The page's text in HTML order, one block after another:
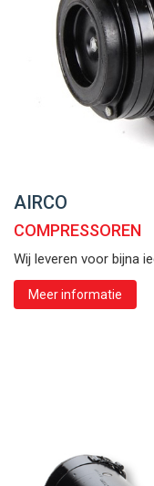
AIRCO
COMPRESSOREN
Wij leveren voor bijna
Meer informatie